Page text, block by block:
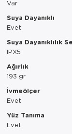
Var
Suya Dayanıklı
Evet
Suya Dayanıklılık
IPX5
Ağırlık
193 gr
İvmeölçer
Evet
Yüz Tanıma
Evet